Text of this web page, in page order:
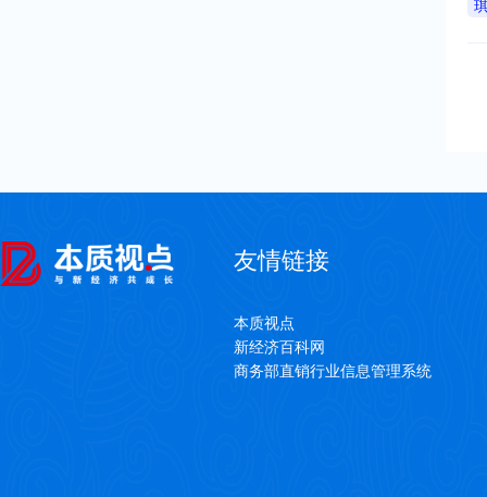
友情链接
本质视点
新经济百科网
商务部直销行业信息管理系统